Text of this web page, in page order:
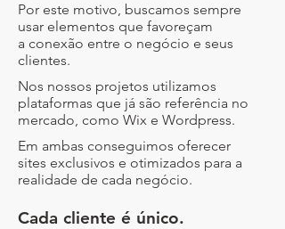
Por este motivo, buscamos sempre
usar elementos que favoreçam
a conexão entre o negócio e seus
clientes.
Nos nossos projetos utilizamos
plataformas que já são referência no
mercado, como Wix e Wordpress.
Em ambas conseguimos oferecer
sites exclusivos e otimizados para a
realidade de cada negócio.
Cada cliente é único.